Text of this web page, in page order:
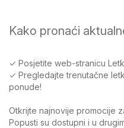
Kako pronaći
✓ Posjetite web-stranicu
✓ Pregledajte trenutačne
ponude!
Otkrijte najnovije promocije
Popusti su dostupni i u